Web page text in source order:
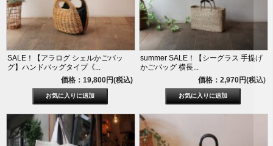
SALE！【アラログ シェルかごバッ
グ】ハンドバッグタイプ《...
価格：19,800円(税込)
summer SALE！【シーグラス 手提げ
かごバッグ 横長...
価格：2,970円(税込)